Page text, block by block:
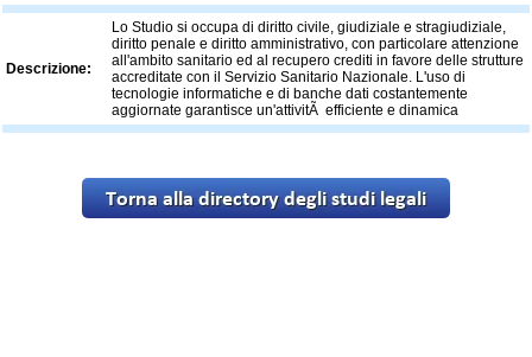
Descrizione:
Lo Studio si occupa di diritto civile, giudiziale e stragiudiziale,
diritto penale e diritto amministrativo, con particolare attenzione
all'ambito sanitario ed al recupero crediti in favore delle strutture
accreditate con il Servizio Sanitario Nazionale. L'uso di
tecnologie informatiche e di banche dati costantemente
aggiornate garantisce un'attivitÃ efficiente e dinamica